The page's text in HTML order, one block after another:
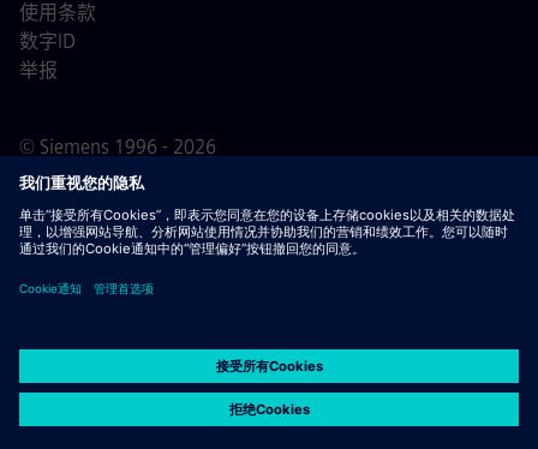
© Siemens 1996 - 2026
使用条款
数字ID
举报
重要提示：对于所有希望加入我们的求职者，请注意西门
保证就业而索要银行账户详情或个人财务信息。同样，除非
系，否则请不要打开看似由西门子招聘人员发送的电子邮件
中的文档。